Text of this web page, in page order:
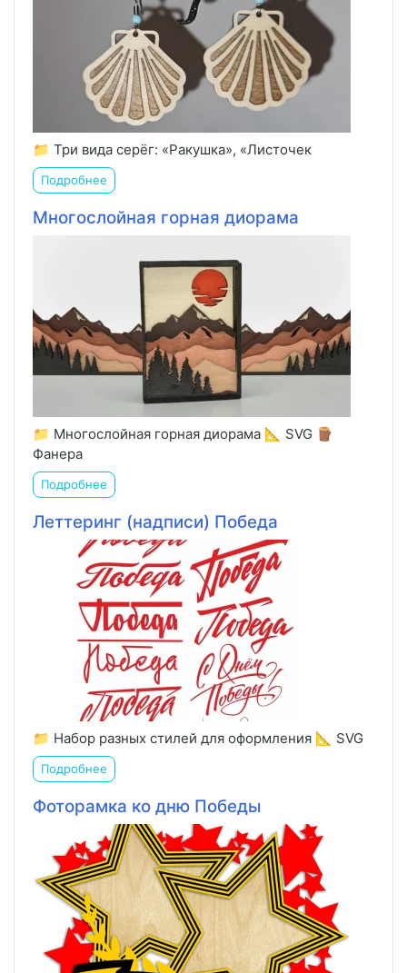
📁 Три вида серёг: «Ракушка», «Листочек
Подробнее
Многослойная горная диорама
📁 Многослойная горная диорама 📐 SVG 🪵
Фанера
Подробнее
Леттеринг (надписи) Победа
📁 Набор разных стилей для оформления 📐 SVG
Подробнее
Фоторамка ко дню Победы